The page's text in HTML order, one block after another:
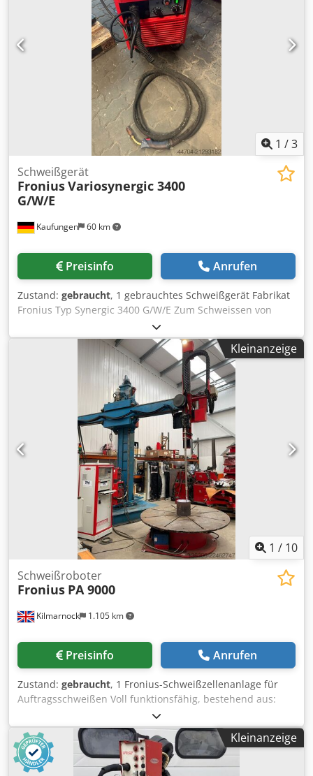
Proces Software - KUKA.ARC.Tech 2. Positioner 3-axis KUKA
KP3-V2H max. 1000kg / side L - 2000 mm - distance
between plates D - 1600 mm - max. diametr of fixture 3.
FRONIUS welding machine type TPS 500i ( option: TPS 500i
CMT ) Welding Packaging - PMC (Pulse Multi Control)
Welding Packaging - Standard Crsdsllyfijpfx Ai Sjf Welding
Packaging - Puls
1 /3
Kaufungen 60 km
Schweißgerät
FroniusVariosynergic 3400
G/W/E
Preisinfo Anrufen
Zustand: gebraucht, 1 gebrauchtes Schweißgerät Fabrikat
Fronius Typ Synergic 3400 G/W/E Zum Schweissen von
Stahl, Rostfrei und Alu mit dem MIG/MAG Prozess.
Technische Daten : Max. Schweissstrom 340 A
Drahtdurchmesser 0,8/1,0/1,2 mm möglich Cedpfxjyl Id To
Ai Ssrf Anschlussspannung 380 Volt Einschaltdauer (ED)
35% 340 A Anzeige Digital Dimensionen (L x B x H) 890 x
460 x 945 mm Gewicht komplett 139 KG
Kleinanzeige
1 / 10
Kilmarnock 1.105 km
Schweißroboter
Fronius PA 9000
Preisinfo Anrufen
Zustand: gebraucht, 1 Fronius-Schweißzellenanlage für
Auftragsschweißen Voll funktionsfähig, bestehend aus:
Crjdpfx Aiezquk No Ssf FPA 9000 Digitales
Systemsteuergerät Komplett mit PA9000-RC
Fernbedienung Software für Loch-zu-Loch-Positionierung 1
TT 5000 DC 500 Ampere WIG-Schweißgerät 1 TT 2200 DC
220 Ampere HW-Schweißgerät 1 2.000 mm x 1.000 mm
Kleinanzeige